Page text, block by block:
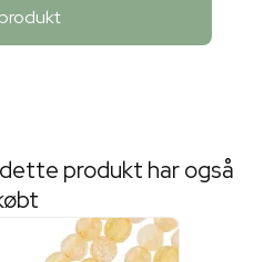
produkt har også